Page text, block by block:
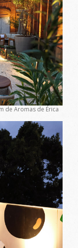
de Aromas de Érica